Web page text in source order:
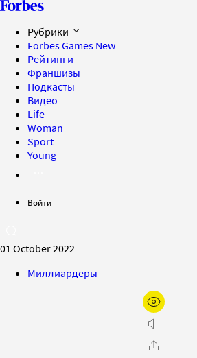
Рубрики
Forbes Games New
Рейтинги
Франшизы
Подкасты
Видео
Life
Woman
Sport
Young
Войти
01 October 2022
Миллиардеры